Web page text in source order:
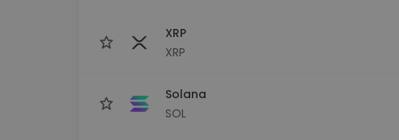
XRP
XRP
Solana
SOL